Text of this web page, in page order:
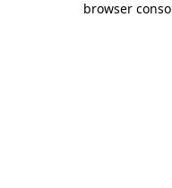
browser